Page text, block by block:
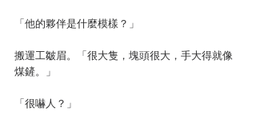
「他的夥伴是什麼模樣？」
搬運工皺眉。「很大隻，塊頭很大，手大得就像
煤鏟。」
「很嚇人？」